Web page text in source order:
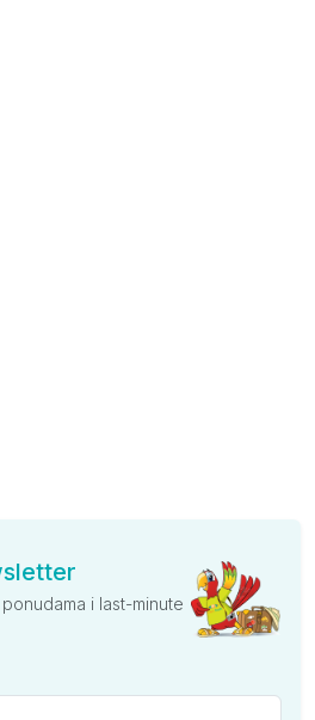
i last-minute